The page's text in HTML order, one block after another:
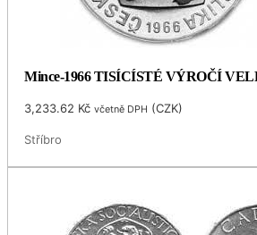
Mince-1966 TISÍCÍSTÉ VÝROČÍ
3,233.62 Kč včetně DPH (CZK)
Stříbro